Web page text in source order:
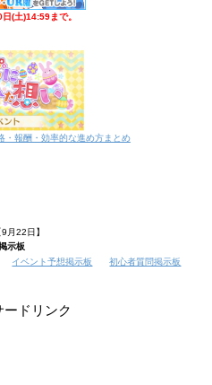
(土)14:59まで。
・報酬・効率的な進め方まとめ
月22日】
示板
イベント予想掲示板 初心者質問掲示板
ードリンク